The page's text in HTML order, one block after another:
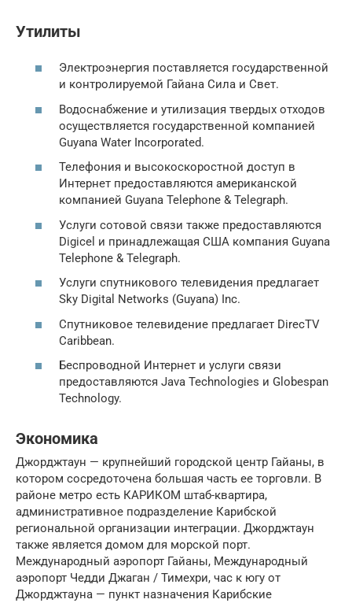
Утилиты
Электроэнергия поставляется государственной
и контролируемой Гайана Сила и Свет.
Водоснабжение и утилизация твердых отходов
осуществляется государственной компанией
Guyana Water Incorporated.
Телефония и высокоскоростной доступ в
Интернет предоставляются американской
компанией Guyana Telephone & Telegraph.
Услуги сотовой связи также предоставляются
Digicel и принадлежащая США компания Guyana
Telephone & Telegraph.
Услуги спутникового телевидения предлагает
Sky Digital Networks (Guyana) Inc.
Спутниковое телевидение предлагает DirecTV
Caribbean.
Беспроводной Интернет и услуги связи
предоставляются Java Technologies и Globespan
Technology.
Экономика
Джорджтаун — крупнейший городской центр Гайаны, в
котором сосредоточена большая часть ее торговли. В
районе метро есть КАРИКОМ штаб-квартира,
административное подразделение Карибской
региональной организации интеграции. Джорджтаун
также является домом для морской порт.
Международный аэропорт Гайаны, Международный
аэропорт Чедди Джаган / Тимехри, час к югу от
Джорджтауна — пункт назначения Карибские